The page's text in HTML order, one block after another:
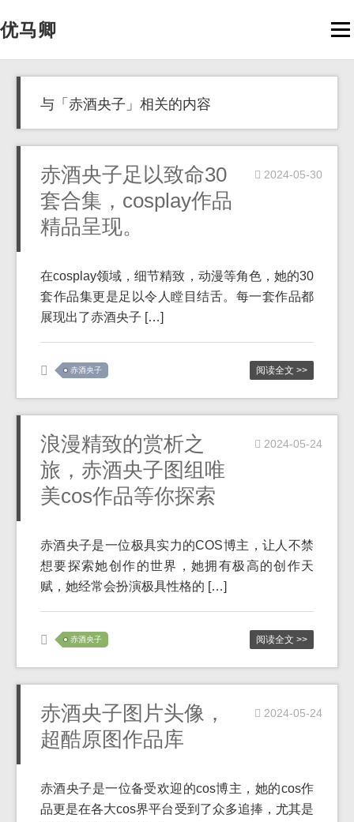
优马卿
与「赤酒央子」相关的内容
赤酒央子足以致命30
套合集，cosplay作品
精品呈现。
2024-05-30
在cosplay领域，细节精致，动漫等角色，她的30
套作品集更是足以令人瞠目结舌。每一套作品都
展现出了赤酒央子 […]
赤酒央子 阅读全文 >>
浪漫精致的赏析之
旅，赤酒央子图组唯
美cos作品等你探索
2024-05-24
赤酒央子是一位极具实力的COS博主，让人不禁
想要探索她创作的世界，她拥有极高的创作天
赋，她经常会扮演极具性格的 […]
赤酒央子 阅读全文 >>
赤酒央子图片头像，
超酷原图作品库
2024-05-24
赤酒央子是一位备受欢迎的cos博主，她的cos作
品更是在各大cos界平台受到了众多追捧，尤其是